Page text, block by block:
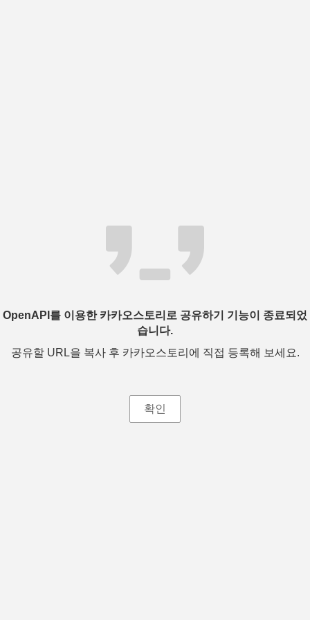
OpenAPI를 이용한 카카오스토리로 공유하기 기능이 종료되었
습니다.
공유할 URL을 복사 후 카카오스토리에 직접 등록해 보세요.
확인